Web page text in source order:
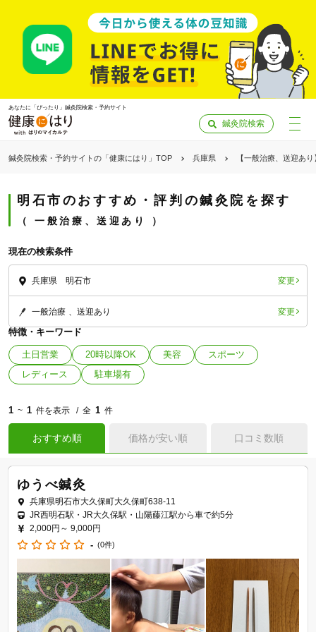
あなたに「ぴったり」鍼灸院検索・予約サイト
鍼灸院検索
鍼灸院検索・予約サイトの「健康にはり」TOP 兵庫県 【一般治療、送迎あ
明石市のおすすめ・評判の鍼灸院を探す
一般治療、送迎あり
現在の検索条件
兵庫県 明石市 変更
一般治療 送迎あり 変更
特徴・キーワード
土日営業 20時以降OK 美容
スポーツ
レディース
駐車場有
1 ~ 1 件を表示 全 1 件
おすすめ順 価格が安い順 口コミ数順
ゆうべ鍼灸
兵庫県明石市大久保町大久保町638-11
JR西明石駅・JR大久保駅・山陽藤江駅から車で約5分
2,000円～ 9,000円
- (0件)
「健康にはりを見た」